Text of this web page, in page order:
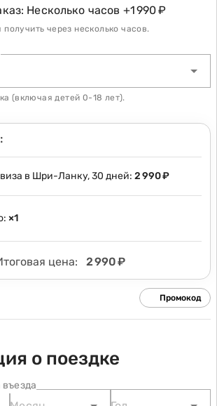
Несколько часов +1 990 ₽
через несколько часов.
(включая детей 0-18 лет).
в Шри-Ланку, 30 дней: 2 990 ₽
×1
цена: 2 990 ₽
Промокод
о поездке